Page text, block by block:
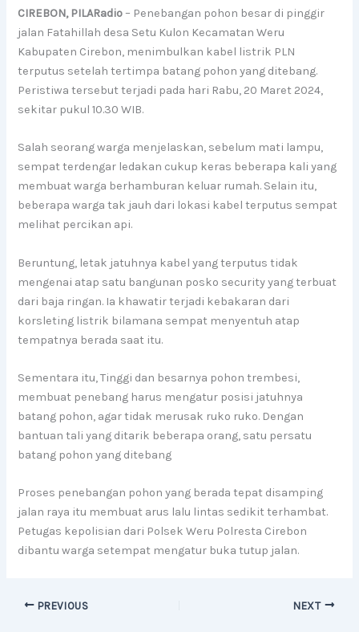
CIREBON, PILARadio– Penebangan pohon besar di pinggir
jalan Fatahillah desa Setu Kulon Kecamatan Weru
Kabupaten Cirebon, menimbulkan kabel listrik PLN
terputus setelah tertimpa batang pohon yang ditebang.
Peristiwa tersebut terjadi pada hari Rabu, 20 Maret 2024,
sekitar pukul 10.30 WIB.
Salah seorang warga menjelaskan, sebelum mati lampu,
sempat terdengar ledakan cukup keras beberapa kali yang
membuat warga berhamburan keluar rumah. Selain itu,
beberapa warga tak jauh dari lokasi kabel terputus sempat
melihat percikan api.
Beruntung, letak jatuhnya kabel yang terputus tidak
mengenai atap satu bangunan posko security yang terbuat
dari baja ringan. Ia khawatir terjadi kebakaran dari
korsleting listrik bilamana sempat menyentuh atap
tempatnya berada saat itu.
Sementara itu, Tinggi dan besarnya pohon trembesi,
membuat penebang harus mengatur posisi jatuhnya
batang pohon, agar tidak merusak ruko ruko. Dengan
bantuan tali yang ditarik beberapa orang, satu persatu
batang pohon yang ditebang
Proses penebangan pohon yang berada tepat disamping
jalan raya itu membuat arus lalu lintas sedikit terhambat.
Petugas kepolisian dari Polsek Weru Polresta Cirebon
dibantu warga setempat mengatur buka tutup jalan.
PREVIOUS NEXT